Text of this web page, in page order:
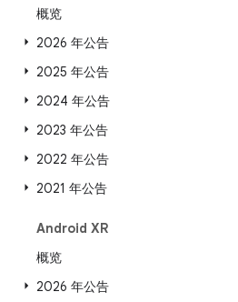
概览
2026 年公告
2025 年公告
2024 年公告
2023 年公告
2022 年公告
2021 年公告
Android XR
概览
2026 年公告